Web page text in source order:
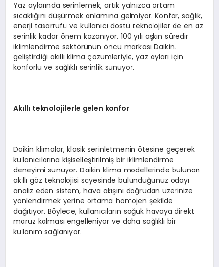
Yaz aylarında serinlemek, artık yalnızca ortam
sıcaklığını düşürmek anlamına gelmiyor. Konfor, sağlık,
enerji tasarrufu ve kullanıcı dostu teknolojiler de en az
serinlik kadar önem kazanıyor. 100 yılı aşkın süredir
iklimlendirme sektörünün öncü markası Daikin,
geliştirdiği akıllı klima çözümleriyle, yaz ayları için
konforlu ve sağlıklı serinlik sunuyor.
Akıllı teknolojilerle gelen konfor
Daikin klimalar, klasik serinletmenin ötesine geçerek
kullanıcılarına kişiselleştirilmiş bir iklimlendirme
deneyimi sunuyor. Daikin klima modellerinde bulunan
akıllı göz teknolojisi sayesinde bulunduğunuz odayı
analiz eden sistem, hava akışını doğrudan üzerinize
yönlendirmek yerine ortama homojen şekilde
dağıtıyor. Böylece, kullanıcıların soğuk havaya direkt
maruz kalması engelleniyor ve daha sağlıklı bir
kullanım sağlanıyor.